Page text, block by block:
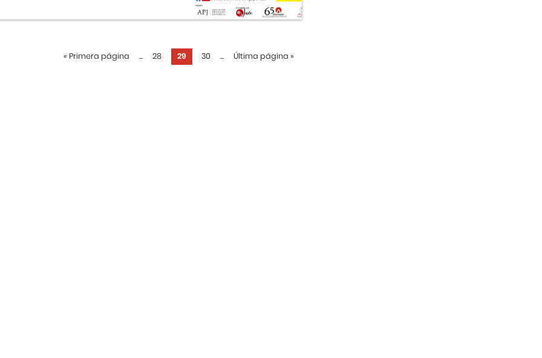
« Primera página ... 28 29 30 ... Última página »